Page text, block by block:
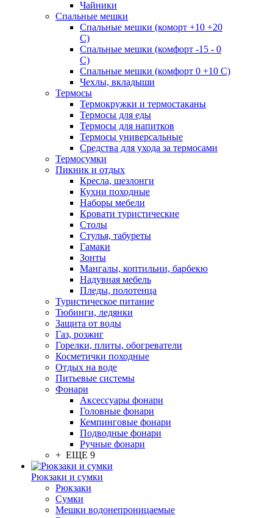
Чайники
Спальные мешки
Спальные мешки (коморт +10 +20
С)
Спальные мешки (комфорт -15 - 0
С)
Спальные мешки (комфорт 0 +10 С)
Чехлы, вкладыши
Термосы
Термокружки и термостаканы
Термосы для еды
Термосы для напитков
Термосы универсальные
Средства для ухода за термосами
Термосумки
Пикник и отдых
Кресла, шезлонги
Кухни походные
Наборы мебели
Кровати туристические
Столы
Стулья, табуреты
Гамаки
Зонты
Мангалы, коптильни, барбекю
Надувная мебель
Пледы, полотенца
Туристическое питание
Тюбинги, ледянки
Защита от воды
Газ, розжиг
Горелки, плиты, обогреватели
Косметички походные
Отдых на воде
Питьевые системы
Фонари
Аксессуары фонари
Головные фонари
Кемпинговые фонари
Подводные фонари
Ручные фонари
+ ЕЩЕ 9
Рюкзаки и сумки
Рюкзаки
Сумки
Мешки водонепроницаемые